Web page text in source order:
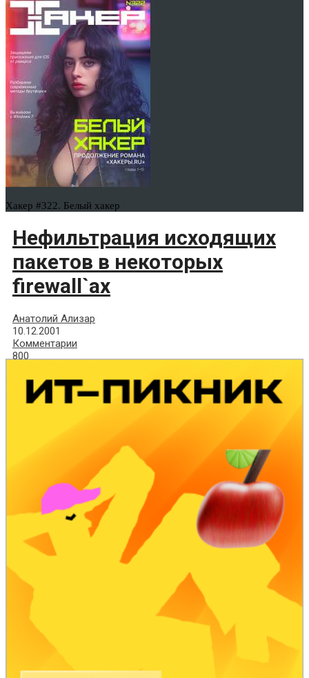
Хакер #322. Белый хакер
Нефильтрация исходящих
пакетов в некоторых
firewall`ах
Анатолий Ализар
10.12.2001
Комментарии
800